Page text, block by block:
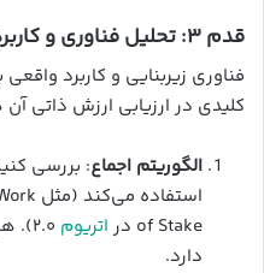
قدم ۳: تحلیل فناوری و کاربرد پروژه
فناوری زیربنایی و کاربرد
کلیدی در ارزیابی ارزش ذاتی
الگوریتم اجماع: بررسی
استفاده می‌کند (مثل Proof of Work در
of Stake در
اتریوم
دارد.